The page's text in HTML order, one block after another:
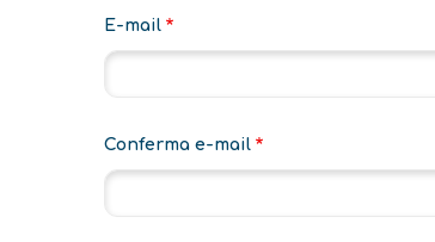
E-
E-mail
Conferma e-mail